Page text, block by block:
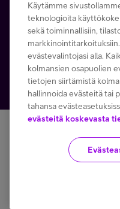
Tietosuoja ja tietoturva
Sertifikaatit ja palkinnot
Mahdollisuudet
Opiskelijat ja
Avoimet työpaikat
Monimuotoisuus
Yhteystiedot
Tiedotteet
Artikkelit ja videot
Kuvapankki
Asiakastuki kuluttajille
Asiakastuki yrityksille
Häiriötiedotteet
Asiakastiedotteet
Yhteystiedot yrityksille
Copyright Telia
Käyttöehdot
SEURAA
Käytämme
teknologioita
sekä toiminnallisiin,
evästevalintojasi alla.
kolmansien osapuolien
tietojen siirtämistä
hallinnoida evästeitä tai
tahansa
evästeitä koskevasta